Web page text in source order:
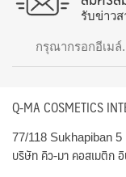
รับข่าว
Q-MA COSMETICS
77/118 Sukhapiban
บริษัท คิว-มา คอสเมติก